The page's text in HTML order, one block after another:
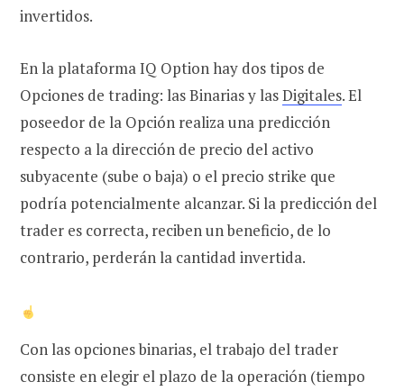
invertidos.
En la plataforma IQ Option hay dos tipos de
Opciones de trading: las Binarias y lasDigitales. El
poseedor de la Opción realiza una predicción
respecto a la dirección de precio del activo
subyacente (sube o baja) o el precio strike que
podría potencialmente alcanzar. Si la predicción del
trader es correcta, reciben un beneficio, de lo
contrario, perderán la cantidad invertida.
Con las opciones binarias, el trabajo del trader
consiste en elegir el plazo de la operación (tiempo